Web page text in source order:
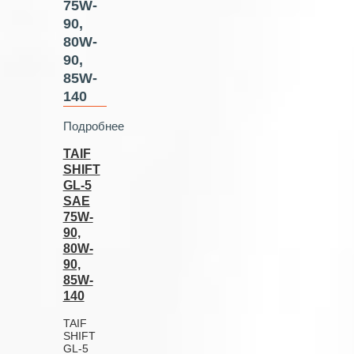
75W-
90,
80W-
90,
85W-
140
Подробнее
TAIF
SHIFT
GL-5
SAE
75W-
90,
80W-
90,
85W-
140
TAIF
SHIFT
GL-5